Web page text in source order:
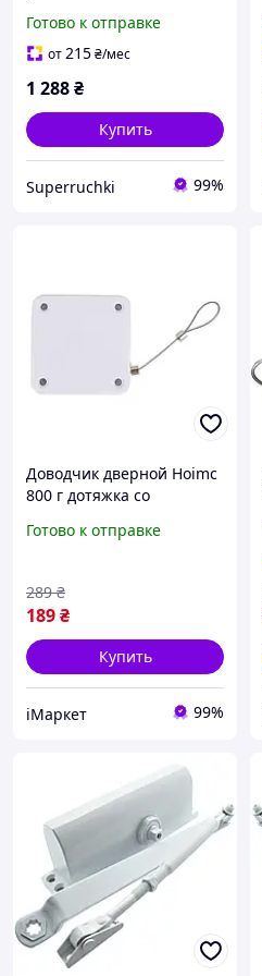
Готово к отправке
от215₴/мес
1 288₴
Купить
Superruchki 99%
Доводчик дверной Hoimc
800 г дотяжка со
дверей и окон белый
Готово к отправке
189₴
289 ₴
Купить
iМаркет 99%